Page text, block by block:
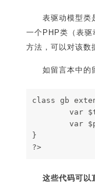
表驱动模型类
一个PHP类（表驱
方法，可以对该数
如留言本中的
class gb
var
var $pk
}
?>
这些代码可以